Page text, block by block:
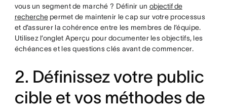
vous un segment de marché ? Définir un objectif de
recherchepermet de maintenir le cap sur votre processus
et d’assurer la cohérence entre les membres de l’équipe.
Utilisez l’onglet Aperçu pour documenter les objectifs, les
échéances et les questions clés avant de commencer.
2. Définissez votre public
cible et vos méthodes de